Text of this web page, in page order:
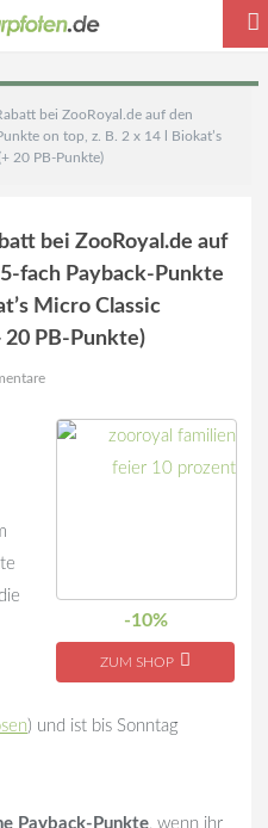
bei ZooRoyal.de auf den
on top, z. B. 2 x 14 l Biokat’s
20 PB-Punkte)
bei ZooRoyal.de auf
fach Payback-Punkte
Micro Classic
20 PB-Punkte)
-10%
ZUM SHOP
) und ist bis Sonntag
Payback-Punkte, wenn ihr